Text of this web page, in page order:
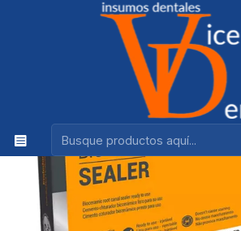
Ventas +56944575313
ENDODONCIA
CEMENTO BIOCERAMICO BIO C SEALER